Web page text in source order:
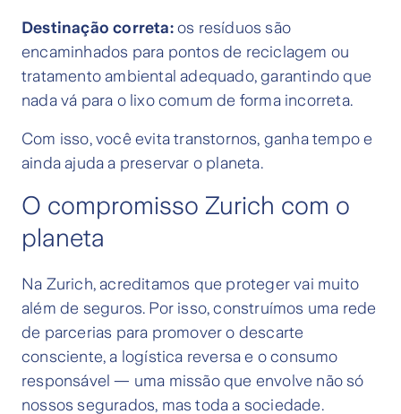
Destinação correta:os resíduos são
encaminhados para pontos de reciclagem ou
tratamento ambiental adequado, garantindo que
nada vá para o lixo comum de forma incorreta.
Com isso, você evita transtornos, ganha tempo e
ainda ajuda a preservar o planeta.
O compromisso Zurich com o
planeta
Na Zurich, acreditamos que proteger vai muito
além de seguros. Por isso, construímos uma rede
de parcerias para promover o descarte
consciente, a logística reversa e o consumo
responsável — uma missão que envolve não só
nossos segurados, mas toda a sociedade.